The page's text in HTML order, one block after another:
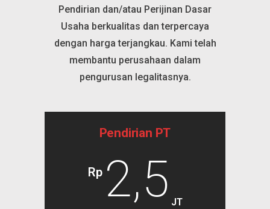
Pendirian dan/atau Perijinan Dasar
Usaha berkualitas dan terpercaya
dengan harga terjangkau. Kami telah
membantu perusahaan dalam
pengurusan legalitasnya.
Pendirian PT
Rp 2,5 JT